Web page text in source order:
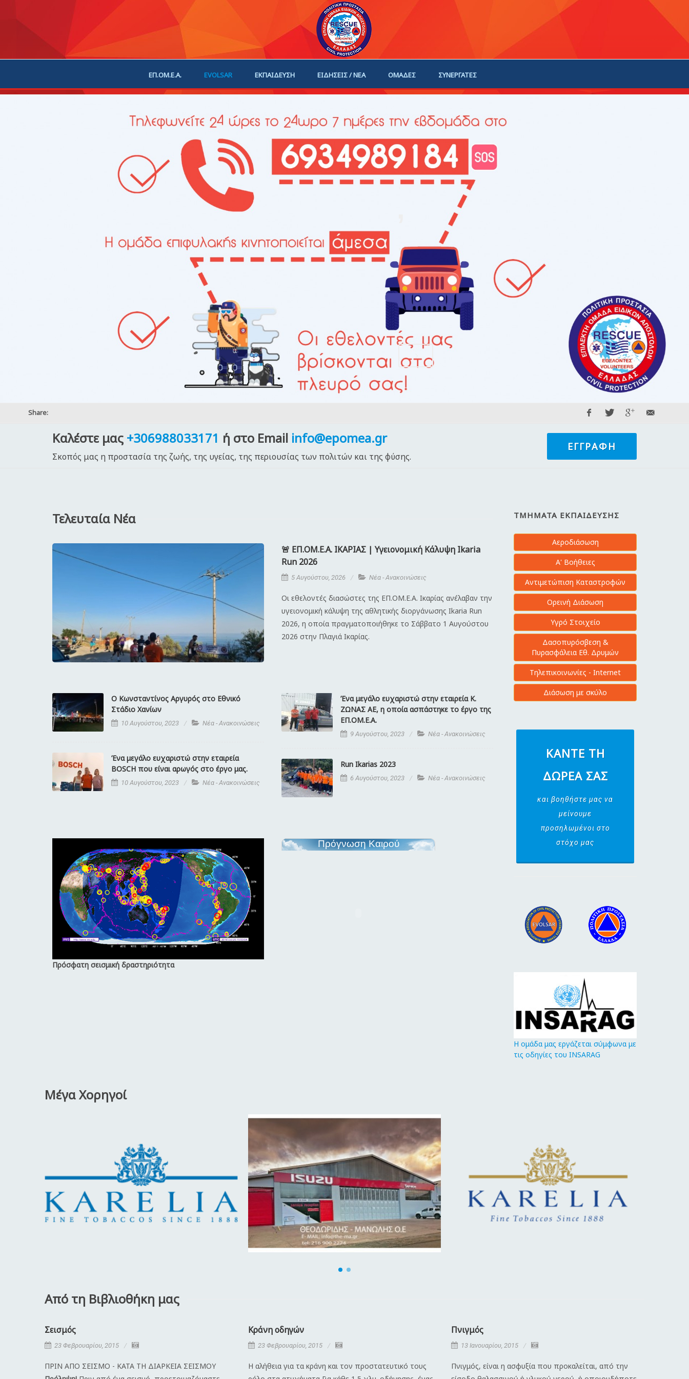
ΕΠ.ΟΜ.Ε.Α. EVOLSAR ΕΚΠΑΙΔΕΥΣΗ ΕΙΔΗΣΕΙΣ / ΝΕΑ ΟΜΑΔΕΣ ΣΥΝΕΡΓΑΤΕΣ
,
Share:
Καλέστε μας +306988033171 ή στο Email info@epomea.gr
Σκοπός μας η προστασία της ζωής, της υγείας, της περιουσίας των πολιτών και της φύσης.
ΕΓΓΡΑΦΉ
Τελευταία Νέα
🚨 ΕΠ.ΟΜ.Ε.Α. ΙΚΑΡΙΑΣ | Υγειονομική Κάλυψη Ikaria
Run 2026
5 Αυγούστου, 2026 Νέα - Ανακοινώσεις
Οι εθελοντές διασώστες της ΕΠ.ΟΜ.Ε.Α. Ικαρίας ανέλαβαν την
υγειονομική κάλυψη της αθλητικής διοργάνωσης Ikaria Run
2026, η οποία πραγματοποιήθηκε το Σάββατο 1 Αυγούστου
2026 στην Πλαγιά Ικαρίας.
Ο Κωνσταντίνος Αργυρός στο Εθνικό
Στάδιο Χανίων
10 Αυγούστου, 2023 Νέα - Ανακοινώσεις
Ένα μεγάλο ευχαριστώ στην εταιρεία
BOSCH που είναι αρωγός στο έργο μας.
10 Αυγούστου, 2023 Νέα - Ανακοινώσεις
Ένα μεγάλο ευχαριστώ στην εταιρεία Κ.
ΖΩΝΑΣ ΑΕ, η οποία ασπάστηκε το έργο της
ΕΠ.ΟΜ.Ε.Α.
9 Αυγούστου, 2023 Νέα - Ανακοινώσεις
Run Ikarias 2023
6 Αυγούστου, 2023 Νέα - Ανακοινώσεις
Πρόσφατη σεισμική δραστηριότητα
ΤΜΉΜΑΤΑ ΕΚΠΑΊΔΕΥΣΗΣ
Αεροδιάσωση
Α' Βοήθειες
Αντιμετώπιση Καταστροφών
Ορεινή Διάσωση
Υγρό Στοιχείο
Δασοπυρόσβεση &
Πυρασφάλεια Εθ. Δρυμών
Τηλεπικοινωνίες - Internet
Διάσωση με σκύλο
ΚΆΝΤΕ ΤΗ
ΔΩΡΕΆ ΣΑΣ
και βοηθήστε μας να
μείνουμε
προσηλωμένοι στο
στόχο μας
Η ομάδα μας εργάζεται σύμφωνα με
τις οδηγίες του INSARAG
Μέγα Χορηγοί
Από τη Βιβλιοθήκη μας
Σεισμός
23 Φεβρουαρίου, 2015
ΠΡΙΝ ΑΠΟ ΣΕΙΣΜΟ - ΚΑΤΑ ΤΗ ΔΙΑΡΚΕΙΑ ΣΕΙΣΜΟΥ
Κράνη οδηγών
23 Φεβρουαρίου, 2015
Η αλήθεια για τα κράνη και τον προστατευτικό τους
Πνιγμός
13 Ιανουαρίου, 2015
Πνιγμός, είναι η ασφυξία που προκαλείται, από την